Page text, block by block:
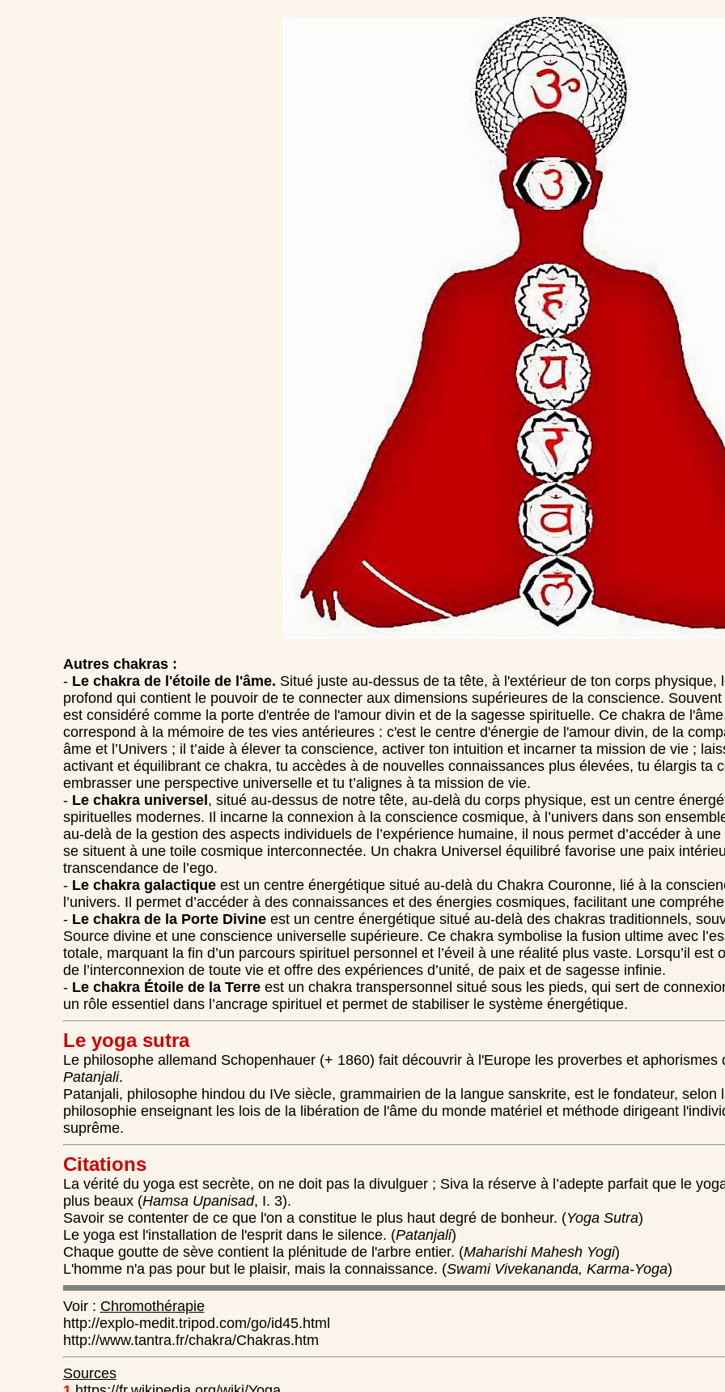
Autres chakras :
- Le chakra de l'étoile de l'âme. Situé juste au-dessus de ta tête, à l'extérieur de ton corps
profond qui contient le pouvoir de te connecter aux dimensions supérieures de la conscience.
est considéré comme la porte d'entrée de l'amour divin et de la sagesse spirituelle. Ce chakra de
correspond à la mémoire de tes vies antérieures : c'est le centre d'énergie de l'amour divin, de la
âme et l’Univers ; il t’aide à élever ta conscience, activer ton intuition et incarner ta mission de vie ;
activant et équilibrant ce chakra, tu accèdes à de nouvelles connaissances plus élevées, tu élargis ta
embrasser une perspective universelle et tu t’alignes à ta mission de vie.
- Le chakra universel , situé au-dessus de notre tête, au-delà du corps physique, est un centre
spirituelles modernes. Il incarne la connexion à la conscience cosmique, à l’univers dans son
au-delà de la gestion des aspects individuels de l’expérience humaine, il nous permet d’accéder à
se situent à une toile cosmique interconnectée. Un chakra Universel équilibré favorise une paix
transcendance de l’ego.
- Le chakra galactiqueest un centre énergétique situé au-delà du Chakra Couronne, lié à la
l’univers. Il permet d’accéder à des connaissances et des énergies cosmiques, facilitant une
- Le chakra de la Porte Divineest un centre énergétique situé au-delà des chakras traditionnels,
Source divine et une conscience universelle supérieure. Ce chakra symbolise la fusion ultime avec
totale, marquant la fin d’un parcours spirituel personnel et l’éveil à une réalité plus vaste. Lorsqu’il
de l’interconnexion de toute vie et offre des expériences d’unité, de paix et de sagesse infinie.
- Le chakra Étoile de la Terreest un chakra transpersonnel situé sous les pieds, qui sert de
un rôle essentiel dans l’ancrage spirituel et permet de stabiliser le système énergétique.
Le yoga sutra
Le philosophe allemand Schopenhauer (+ 1860) fait découvrir à l'Europe les proverbes et aphorismes
Patanjali.
Patanjali, philosophe hindou du IVe siècle, grammairien de la langue sanskrite, est le fondateur,
philosophie enseignant les lois de la libération de l'âme du monde matériel et méthode dirigeant
suprême.
Citations
La vérité du yoga est secrète, on ne doit pas la divulguer ; Siva la réserve à l’adepte parfait que le
plus beaux (Hamsa Upanisad, I. 3).
Savoir se contenter de ce que l'on a constitue le plus haut degré de bonheur. (Yoga Sutra)
Le yoga est l'installation de l'esprit dans le silence. (Patanjali)
Chaque goutte de sève contient la plénitude de l'arbre entier. (Maharishi Mahesh Yogi)
L'homme n'a pas pour but le plaisir, mais la connaissance. (Swami Vivekananda, Karma-Yoga)
Voir : Chromothérapie
http://explo-medit.tripod.com/go/id45.html
http://www.tantra.fr/chakra/Chakras.htm
Sources